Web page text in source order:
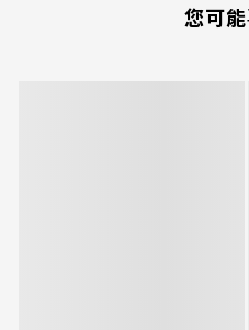
您可